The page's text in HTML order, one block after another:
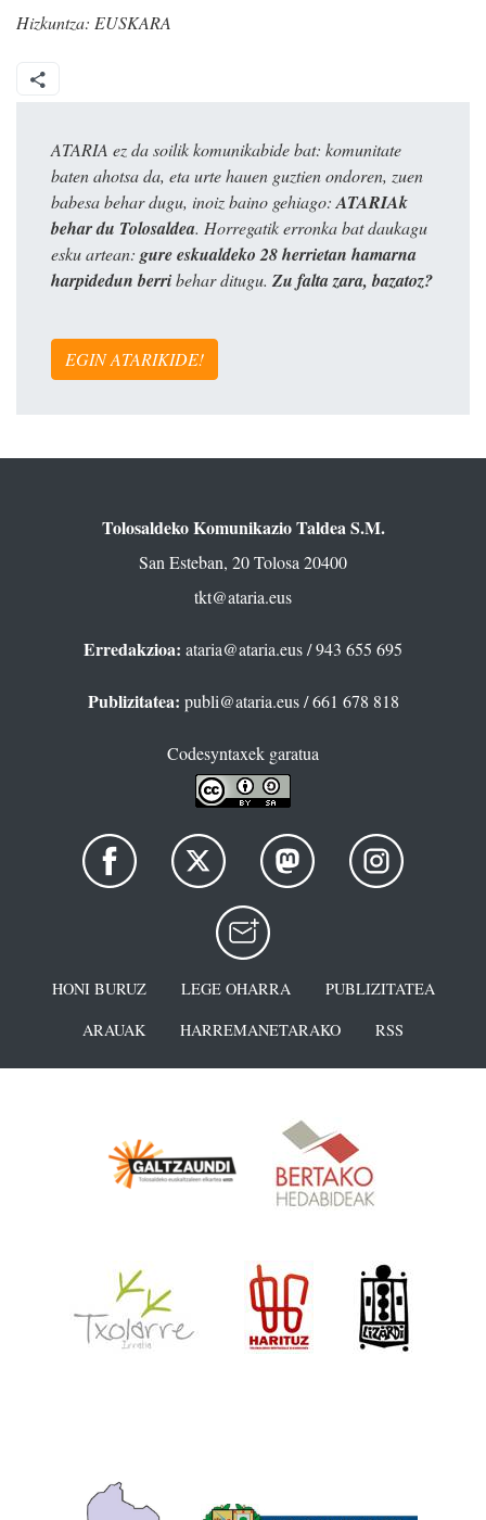
Hizkuntza: EUSKARA
ATARIA ez da soilik komunikabide bat: komunitate
baten ahotsa da, eta urte hauen guztien ondoren, zuen
babesa behar dugu, inoiz baino gehiago:ATARIAk
behar du Tolosaldea. Horregatik erronka bat daukagu
esku artean: gure eskualdeko 28 herrietan hamarna
harpidedun berribehar ditugu. Zu falta zara, bazatoz?
EGIN ATARIKIDE!
Tolosaldeko Komunikazio Taldea S.M.
San Esteban, 20 Tolosa 20400
tkt@ataria.eus
Erredakzioa: ataria@ataria.eus/ 943 655 695
Publizitatea: publi@ataria.eus/ 661 678 818
Codesyntaxek garatua
HONI BURUZ LEGE OHARRA
PUBLIZITATEA
ARAUAK
HARREMANETARAKO RSS